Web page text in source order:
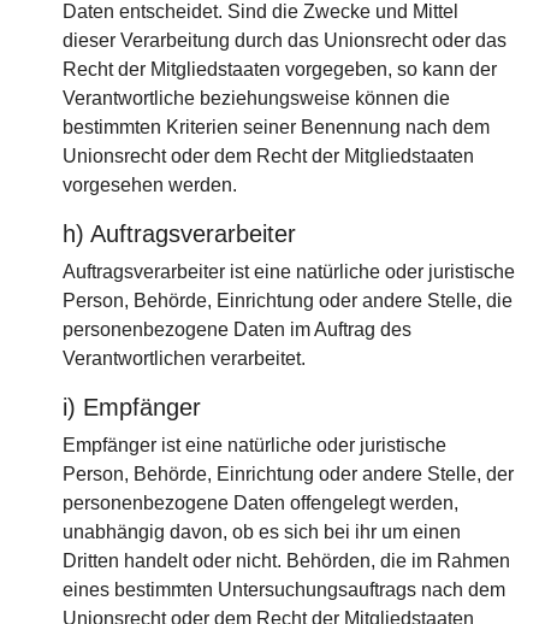
Daten entscheidet. Sind die Zwecke und Mittel
dieser Verarbeitung durch das Unionsrecht oder das
Recht der Mitgliedstaaten vorgegeben, so kann der
Verantwortliche beziehungsweise können die
bestimmten Kriterien seiner Benennung nach dem
Unionsrecht oder dem Recht der Mitgliedstaaten
vorgesehen werden.
h) Auftragsverarbeiter
Auftragsverarbeiter ist eine natürliche oder juristische
Person, Behörde, Einrichtung oder andere Stelle, die
personenbezogene Daten im Auftrag des
Verantwortlichen verarbeitet.
i) Empfänger
Empfänger ist eine natürliche oder juristische
Person, Behörde, Einrichtung oder andere Stelle, der
personenbezogene Daten offengelegt werden,
unabhängig davon, ob es sich bei ihr um einen
Dritten handelt oder nicht. Behörden, die im Rahmen
eines bestimmten Untersuchungsauftrags nach dem
Unionsrecht oder dem Recht der Mitgliedstaaten